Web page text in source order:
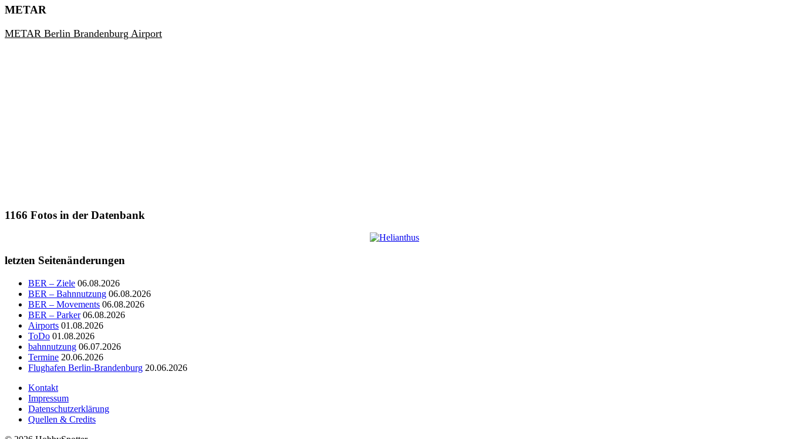
METAR
METAR Berlin Brandenburg Airport
1166 Fotos in der Datenbank
letzten Seitenänderungen
BER – Ziele 06.08.2026
BER – Bahnnutzung 06.08.2026
BER – Movements 06.08.2026
BER – Parker 06.08.2026
Airports 01.08.2026
ToDo 01.08.2026
bahnnutzung 06.07.2026
Termine 20.06.2026
Flughafen Berlin-Brandenburg 20.06.2026
Kontakt
Impressum
Datenschutzerklärung
Quellen & Credits